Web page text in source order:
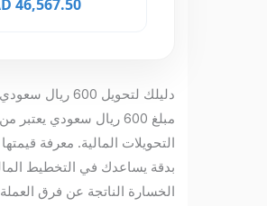
46,567.50 MAD
دليلك لتحويل 600 ريال سعودي إلى درهم مغربي
مبلغ 600 ريال سعودي يعتبر من
التحويلات المالية. معرفة قيمتها
بدقة يساعدك في التخطيط المالي
الخسارة الناتجة عن فرق العملة.